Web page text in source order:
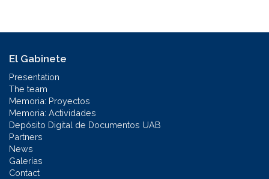
El Gabinete
Presentation
The team
Memoria: Proyectos
Memoria: Actividades
Depósito Digital de Documentos UAB
Partners
News
Galerías
Contact